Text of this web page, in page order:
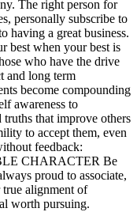
The right person for
personally subscribe to
having a great business.
when your best is
who have the drive
and long term
become compounding
awareness to
that improve others
to accept them, even
feedback:
CHARACTER Be
proud to associate,
alignment of
worth pursuing.